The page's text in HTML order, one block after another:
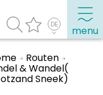
menu
Routen
& Wandel(
Sneek)